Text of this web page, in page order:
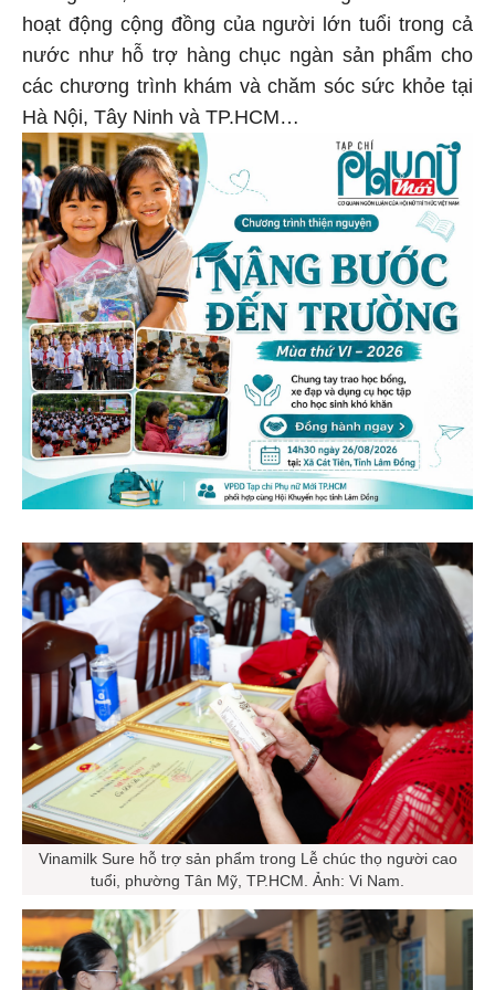
hoạt động cộng đồng của người lớn tuổi trong cả
nước như hỗ trợ hàng chục ngàn sản phẩm cho
các chương trình khám và chăm sóc sức khỏe tại
Hà Nội, Tây Ninh và TP.HCM…
Vinamilk Sure hỗ trợ sản phẩm trong Lễ chúc thọ người cao
tuổi, phường Tân Mỹ, TP.HCM. Ảnh: Vi Nam.